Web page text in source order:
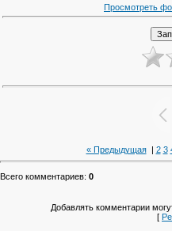
Просмотреть
« Предыдущая| 2 3
Всего комментариев: 0
Добавлять комментарии
[